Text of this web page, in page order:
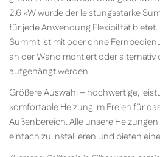
2,6 kW wurde der leistungsstarke
für jede Anwendung Flexibilität
Summit ist mit oder ohne
an der Wand montiert oder alternativ
aufgehängt werden.
Größere Auswahl – hochwertige,
komfortable Heizung im Freien für
Außenbereich. Alle unsere
einfach zu installieren und bieten